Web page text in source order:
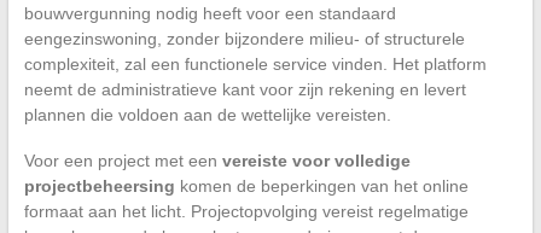
bouwvergunning nodig heeft voor een standaard
eengezinswoning, zonder bijzondere milieu- of structurele
complexiteit, zal een functionele service vinden. Het platform
neemt de administratieve kant voor zijn rekening en levert
plannen die voldoen aan de wettelijke vereisten.
Voor een project met een vereiste voor volledige
projectbeheersing komen de beperkingen van het online
formaat aan het licht. Projectopvolging vereist regelmatige